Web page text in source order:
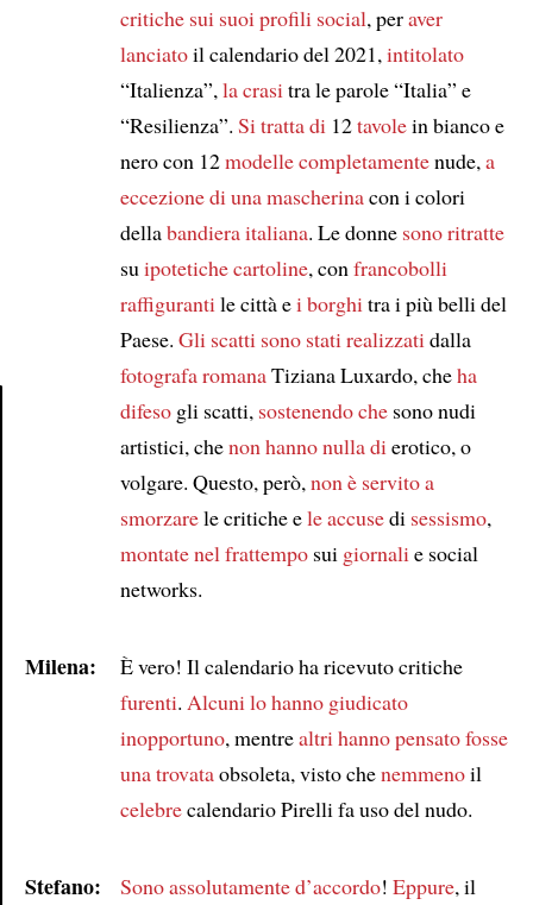
critiche sui suoi profili social, peraver
lanciatoil calendario del 2021, intitolato
“Italienza”, la crasi tra le parole “Italia” e
“Resilienza”. Si tratta di 12tavolein bianco e
nero con 12modellecompletamentenude, a
eccezione di una mascherinacon i colori
dellabandiera italiana. Le donne sono ritratte
su ipotetiche cartoline, con francobolli
raffiguranti le città ei borghi tra i più belli del
Paese. Gli scatti sono stati realizzati dalla
fotografa romanaTiziana Luxardo, cheha
difesogli scatti, sostenendo chesono nudi
artistici, chenon hanno nulla di erotico, o
volgare. Questo, però, non è servito a
smorzarele critiche ele accusedi sessismo,
montatenel frattemposui giornali e social
networks.
Milena:
È vero! Il calendario ha ricevuto critiche
furenti. Alcuni lo hanno giudicato
inopportuno, mentrealtri hanno pensato fosse
una trovataobsoleta, visto chenemmenoil
celebrecalendario Pirelli fa uso del nudo.
Stefano: Sono assolutamente d’accordo! Eppure, il